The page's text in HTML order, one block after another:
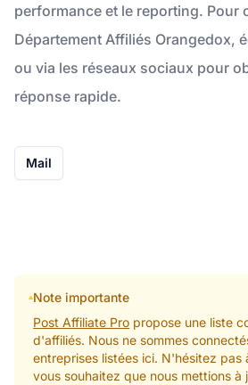
performance et le reporting. Pour
Département Affiliés Orangedox,
ou via les réseaux sociaux pour
réponse rapide.
Mail
Note importante
Post Affiliate Pro propose une liste
d'affiliés. Nous ne sommes
entreprises listées ici. N'hésitez pas
vous souhaitez que nous mettions à